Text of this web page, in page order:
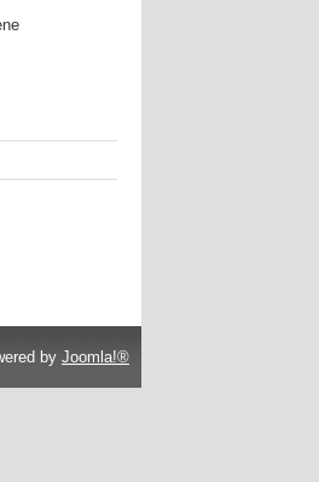
by Joomla!®